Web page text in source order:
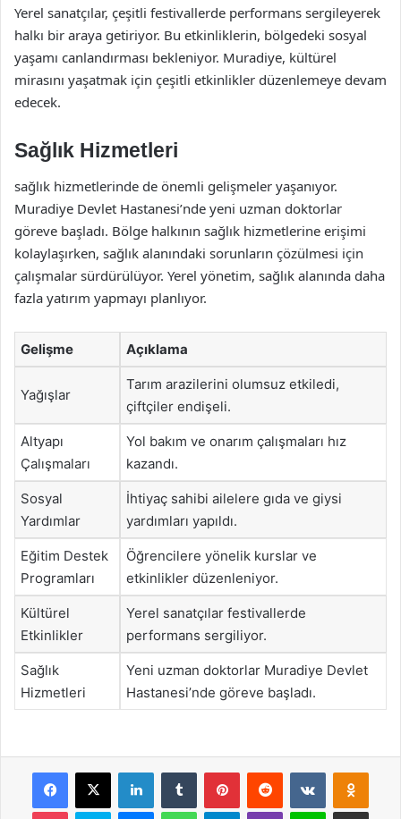
Yerel sanatçılar, çeşitli festivallerde performans sergileyerek
halkı bir araya getiriyor. Bu etkinliklerin, bölgedeki sosyal
yaşamı canlandırması bekleniyor. Muradiye, kültürel
mirasını yaşatmak için çeşitli etkinlikler düzenlemeye devam
edecek.
Sağlık Hizmetleri
sağlık hizmetlerinde de önemli gelişmeler yaşanıyor.
Muradiye Devlet Hastanesi’nde yeni uzman doktorlar
göreve başladı. Bölge halkının sağlık hizmetlerine erişimi
kolaylaşırken, sağlık alanındaki sorunların çözülmesi için
çalışmalar sürdürülüyor. Yerel yönetim, sağlık alanında daha
fazla yatırım yapmayı planlıyor.
Gelişme Açıklama
Yağışlar
Tarım arazilerini olumsuz etkiledi,
çiftçiler endişeli.
Altyapı
Çalışmaları
Yol bakım ve onarım çalışmaları hız
kazandı.
Sosyal
Yardımlar
İhtiyaç sahibi ailelere gıda ve giysi
yardımları yapıldı.
Eğitim Destek
Programları
Öğrencilere yönelik kurslar ve
etkinlikler düzenleniyor.
Kültürel
Etkinlikler
Yerel sanatçılar festivallerde
performans sergiliyor.
Sağlık
Hizmetleri
Yeni uzman doktorlar Muradiye Devlet
Hastanesi’nde göreve başladı.
Facebook
X LinkedInTumblr PinterestReddit VKontakte
Pocket Skype MessengerWhatsAppTelegramViber Line E-Posta ile